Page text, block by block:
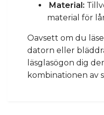
Material:
material för
Oavsett om du
datorn eller
läsglasögon dig
kombinationen av